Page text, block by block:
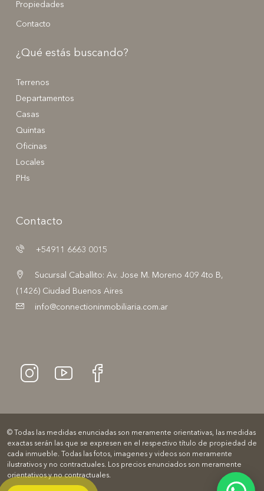
Propiedades
Contacto
¿Qué estás buscando?
Terrenos
Departamentos
Casas
Quintas
Oficinas
Locales
PHs
Contacto
+54911 6663 0015
Sucursal Caballito: Av. Jose M. Moreno 409 4to B,
(1426) Ciudad Buenos Aires
info@connectioninmobiliaria.com.ar
© Todas las medidas enunciadas son meramente orientativas, las medidas
exactas serán las que se expresen en el respectivo título de propiedad de
cada inmueble. Todas las fotos, imagenes y videos son meramente
ilustrativos y no contractuales. Los precios enunciados son meramente
orientativos y no contractuales.